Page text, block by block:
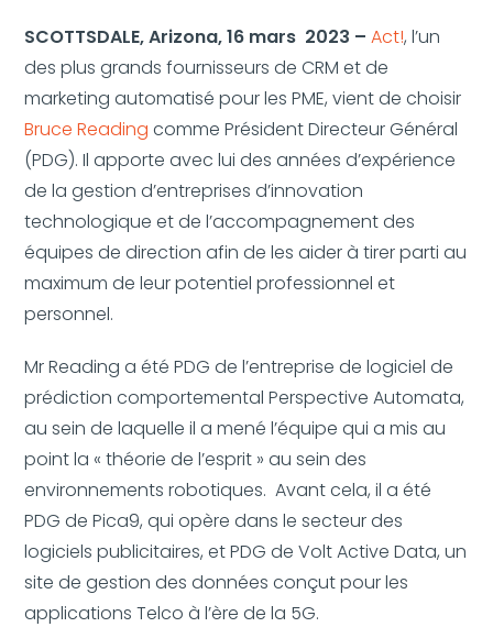
SCOTTSDALE, Arizona, 16 mars 2023 – Act!, l’un
des plus grands fournisseurs de CRM et de
marketing automatisé pour les PME, vient de choisir
Bruce Reading comme Président Directeur Général
(PDG). Il apporte avec lui des années d’expérience
de la gestion d’entreprises d’innovation
technologique et de l’accompagnement des
équipes de direction afin de les aider à tirer parti au
maximum de leur potentiel professionnel et
personnel.
Mr Reading a été PDG de l’entreprise de logiciel de
prédiction comportemental Perspective Automata,
au sein de laquelle il a mené l’équipe qui a mis au
point la « théorie de l’esprit » au sein des
environnements robotiques. Avant cela, il a été
PDG de Pica9, qui opère dans le secteur des
logiciels publicitaires, et PDG de Volt Active Data, un
site de gestion des données conçut pour les
applications Telco à l’ère de la 5G.